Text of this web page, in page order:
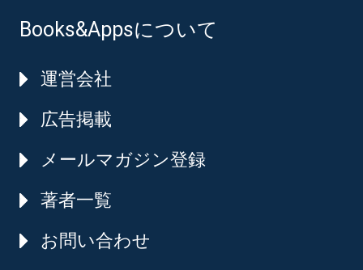
Books&Appsについて
運営会社
広告掲載
メールマガジン登録
著者一覧
お問い合わせ